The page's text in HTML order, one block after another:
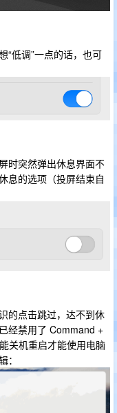
“低调”一点的话，也可
时突然弹出休息界面不
息的选项（投屏结束自
的点击跳过，达不到休
经禁用了 Command +
关机重启才能使用电脑
：